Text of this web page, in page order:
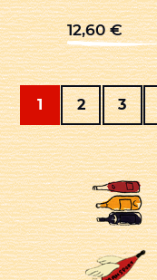
12,60€
1 2 3